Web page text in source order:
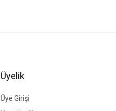
Üyelik
Üye Girişi